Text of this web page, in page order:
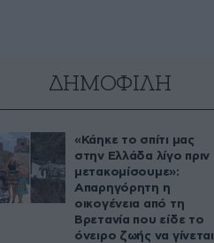
ΔΗΜΟΦΙΛΗ
«Κάηκε το σπίτι μας
στην Ελλάδα λίγο πριν
μετακομίσουμε»:
Απαρηγόρητη η
οικογένεια από τη
Βρετανία που είδε το
όνειρο ζωής να γίνεται